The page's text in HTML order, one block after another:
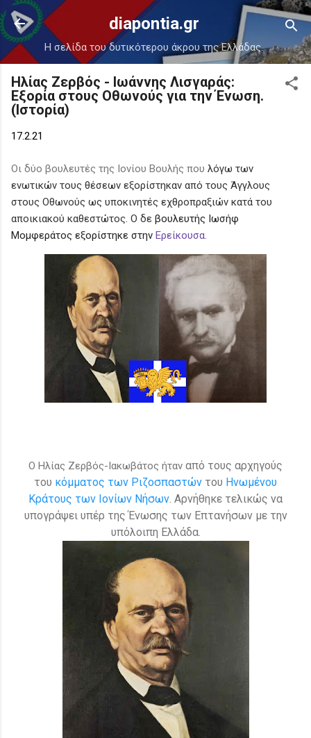
Μετάβαση στο κύριο περιεχόμενο
diapontia.gr
Η σελίδα του δυτικότερου άκρου της Ελλάδας.
Ηλίας Ζερβός - Ιωάννης Λισγαράς:
Εξορία στους Οθωνούς για την Ένωση.
(Ιστορία)
17.2.21
Οι δύο βουλευτές της Ιονίου Βουλής που λόγω των
ενωτικών τους θέσεων εξορίστηκαν από τους Άγγλους
στους Οθωνούς ως υποκινητές εχθροπραξιών κατά του
αποικιακού καθεστώτος. Ο δε βουλευτής Ιωσήφ
Μομφεράτος εξορίστηκε στην Ερείκουσα.
Ο Ηλίας Ζερβός-Ιακωβάτος ήταν από τους αρχηγούς
του κόμματος των Ριζοσπαστών του Ηνωμένου
Κράτους των Ιονίων Νήσων . Αρνήθηκε τελικώς να
υπογράψει υπέρ της Ένωσης των Επτανήσων με την
υπόλοιπη Ελλάδα.